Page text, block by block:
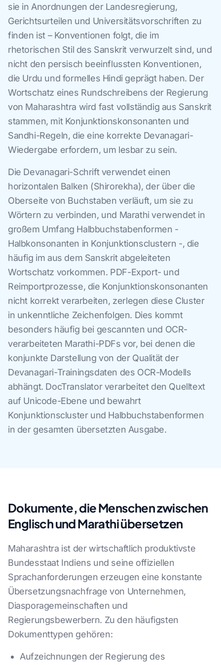
sie in Anordnungen der Landesregierung,
Gerichtsurteilen und Universitätsvorschriften zu
finden ist – Konventionen folgt, die im
rhetorischen Stil des Sanskrit verwurzelt sind, und
nicht den persisch beeinflussten Konventionen,
die Urdu und formelles Hindi geprägt haben. Der
Wortschatz eines Rundschreibens der Regierung
von Maharashtra wird fast vollständig aus Sanskrit
stammen, mit Konjunktionskonsonanten und
Sandhi-Regeln, die eine korrekte Devanagari-
Wiedergabe erfordern, um lesbar zu sein.
Die Devanagari-Schrift verwendet einen
horizontalen Balken (Shirorekha), der über die
Oberseite von Buchstaben verläuft, um sie zu
Wörtern zu verbinden, und Marathi verwendet in
großem Umfang Halbbuchstabenformen -
Halbkonsonanten in Konjunktionsclustern -, die
häufig im aus dem Sanskrit abgeleiteten
Wortschatz vorkommen. PDF-Export- und
Reimportprozesse, die Konjunktionskonsonanten
nicht korrekt verarbeiten, zerlegen diese Cluster
in unkenntliche Zeichenfolgen. Dies kommt
besonders häufig bei gescannten und OCR-
verarbeiteten Marathi-PDFs vor, bei denen die
konjunkte Darstellung von der Qualität der
Devanagari-Trainingsdaten des OCR-Modells
abhängt. DocTranslator verarbeitet den Quelltext
auf Unicode-Ebene und bewahrt
Konjunktionscluster und Halbbuchstabenformen
in der gesamten übersetzten Ausgabe.
Dokumente, die Menschen zwischen
Englisch und Marathi übersetzen
Maharashtra ist der wirtschaftlich produktivste
Bundesstaat Indiens und seine offiziellen
Sprachanforderungen erzeugen eine konstante
Übersetzungsnachfrage von Unternehmen,
Diasporagemeinschaften und
Regierungsbewerbern. Zu den häufigsten
Dokumenttypen gehören:
Aufzeichnungen der Regierung des